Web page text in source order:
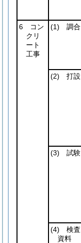
6 コン
クリ
ート
工事
(1) 調合
(2) 打設
(3) 試験
(4) 検査
資料